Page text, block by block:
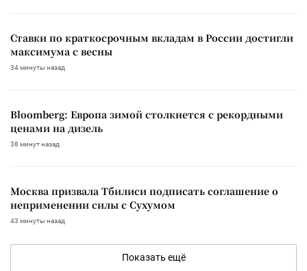
Ставки по краткосрочным вкладам в России достигли
максимума с весны
34 минуты назад
Bloomberg: Европа зимой столкнется с рекордными
ценами на дизель
38 минут назад
Москва призвала Тбилиси подписать соглашение о
неприменении силы с Сухумом
43 минуты назад
Показать ещё